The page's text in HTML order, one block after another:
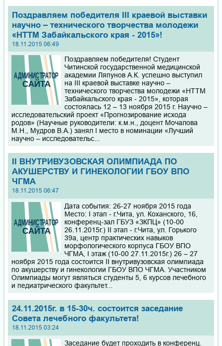
Поздравляем победителя III краевой выставки
научно – технического творчества молодежи
«НТТМ Забайкальского края - 2015»!
18.11.2015 06:49
Поздравляем победителя! Студент
Читинской государственной медицинской
академии Ляпунов А.К. успешно выступил
на III краевой выставке научно –
технического творчества молодежи «НТТМ
Забайкальского края - 2015», которая
состоялась 12 – 13 ноября 2015 г. Научно –
исследовательский проект «Прогнозирование исхода
родов» (Научные руководители: к.м.н., доцент Мочалова
М.Н., Мудров В.А.) занял I место в номинации «Лучший
научно – исследовательс...
II ВНУТРИВУЗОВСКАЯ ОЛИМПИАДА ПО
АКУШЕРСТВУ И ГИНЕКОЛОГИИ ГБОУ ВПО
ЧГМА
18.11.2015 06:47
Дата события: 26-27 ноября 2015 года
Место: I этап - г.Чита, ул. Коханского, 16,
конференц-зал ГБУЗ «ЗКПЦ» (10-00
26.11.2015г.) II этап - г.Чита, ул. Горького
39а, центр практических навыков
морфологического корпуса ГБОУ ВПО
ЧГМА, I этаж (10-00 27.11.2015г.) 26 – 27
ноября 2015 года состоится II внутривузовская олимпиада
по акушерству и гинекологии ГБОУ ВПО ЧГМА. Участником
Олимпиады могут являться студенты 5, 6 курсов лечебного
и педиатрического факультет...
24.11.2015г. в 15-30ч. состоится заседание
Совета лечебного факультета!
18.11.2015 03:24
Заседание будет проходить в конференц.